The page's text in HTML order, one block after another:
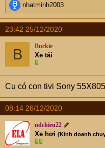
R
e
a
c
t
n
s
:
nhatminh2003
23:42 25/12/2020
B Buckie
Xe tải
Cụ có con tivi Sony
08:14 26/12/2020
ndchieu22
Xe hơi {Kinh doanh